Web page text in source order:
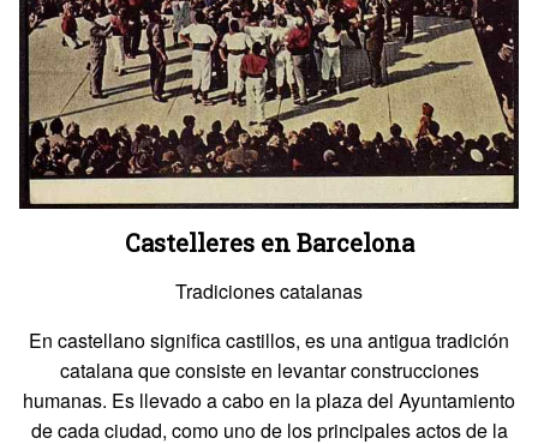
Castelleres en Barcelona
Tradiciones catalanas
En castellano significa castillos, es una antigua tradición
catalana que consiste en levantar construcciones
humanas. Es llevado a cabo en la plaza del Ayuntamiento
de cada ciudad, como uno de los principales actos de la